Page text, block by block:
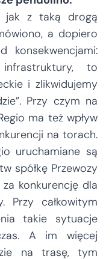
z taką drogą
a dopiero
konsekwencjami:
to
i zlikwidujemy
Przy czym na
ma też wpływ
na torach.
uruchamiane są
spółkę Przewozy
za konkurencję dla
Przy całkowitym
takie sytuacje
A im więcej
na trasę, tym